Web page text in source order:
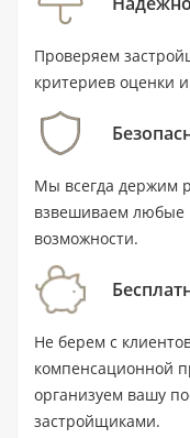
и предлагается
2027 года.
Ключевые
Тип:
санузлами.
от
Статус:
квартал 2027
Проверяем
критериев оценки
Мы всегда держим
взвешиваем любые
возможности.
Не берем с
компенсационной
организуем вашу
застройщиками.